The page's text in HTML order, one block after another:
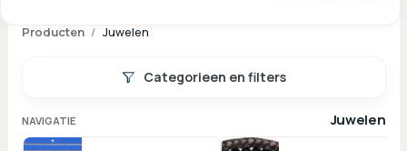
Producten Juwelen
Categorieen en filters
NAVIGATIE Juwelen